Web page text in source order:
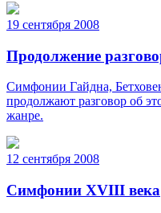
19 сентября 2008
Продолжение
Симфонии Гайдна,
продолжают разговор об
жанре.
12 сентября 2008
Симфонии XVIII века